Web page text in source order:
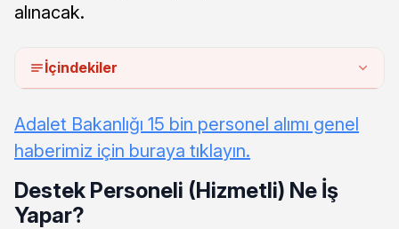
alınacak.
İçindekiler
Adalet Bakanlığı 15 bin personel alımı genel
haberimiz için buraya tıklayın.
Destek Personeli (Hizmetli) Ne İş
Yapar?